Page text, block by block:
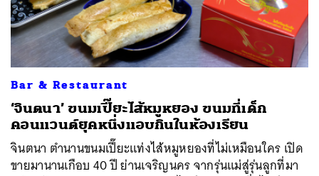
Bar & Restaurant
‘จินตนา’ ขนมเปี๊ยะไส้หมูหยอง ขนมที่เด็ก
คอนแวนต์ยุคหนึ่งแอบกินในห้องเรียน
จินตนา ตำนานขนมเปี๊ยะแท่งไส้หมูหยองที่ไม่เหมือนใคร เปิด
ขายมานานเกือบ 40 ปี ย่านเจริญนคร จากรุ่นแม่สู่รุ่นลูกที่มา